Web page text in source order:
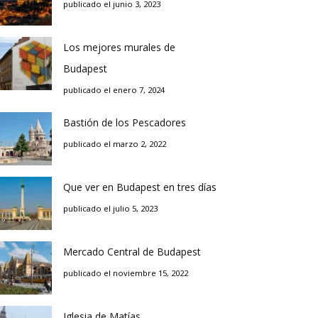
publicado el junio 3, 2023
Los mejores murales de
Budapest
publicado el enero 7, 2024
Bastión de los Pescadores
publicado el marzo 2, 2022
Que ver en Budapest en tres días
publicado el julio 5, 2023
Mercado Central de Budapest
publicado el noviembre 15, 2022